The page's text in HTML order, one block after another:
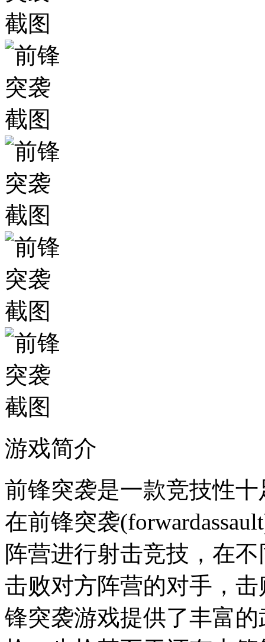
游戏简介
前锋突袭是一款竞技性
在前锋突袭
阵营进行射击竞技，在
击败对方阵营的对手，
锋突袭游戏提供了丰富